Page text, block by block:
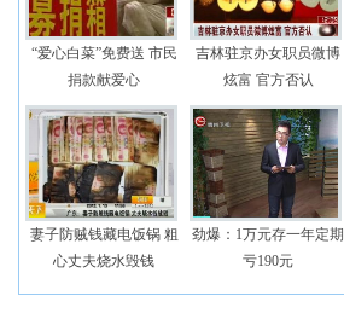
“爱心白菜”免费送 市民
捐款献爱心
吉林驻京办女职员微博
炫富 官方否认
妻子防贼钱藏电饭锅 粗
心丈夫烧水毁钱
劲爆：1万元存一年定期
亏190元